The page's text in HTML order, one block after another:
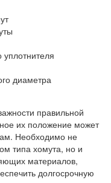
диаметра
правильной
их положение может
Необходимо не
типа хомута, но и
материалов,
долгосрочную